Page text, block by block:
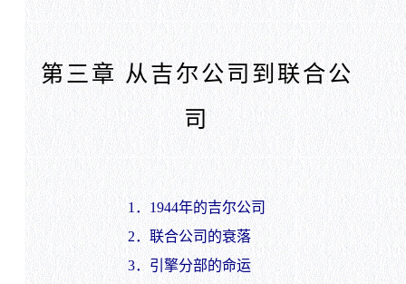
第三章 从吉尔公司到联合公
司
1．1944年的吉尔公司
2．联合公司的衰落
3．引擎分部的命运